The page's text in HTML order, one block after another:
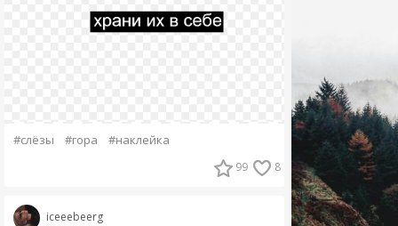
#слёзы #гора #наклейка
99 8
iceeebeerg